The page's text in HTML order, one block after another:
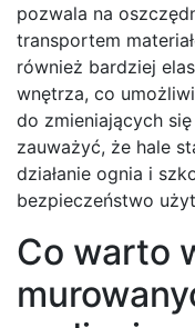
pozwala na
transportem
również bardziej
wnętrza, co
do zmieniających
zauważyć, że hale
działanie ognia i
bezpieczeństwo
Co warto